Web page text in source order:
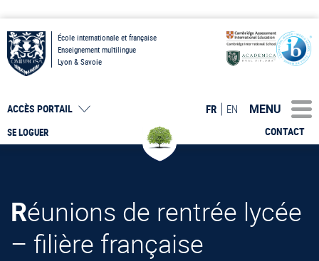
École internationale et française
Enseignement multilingue
Lyon & Savoie
SE LOGUER
ACCÈS PORTAIL
CONTACT
FR EN MENU
Réunions de rentrée lycée
– filière française